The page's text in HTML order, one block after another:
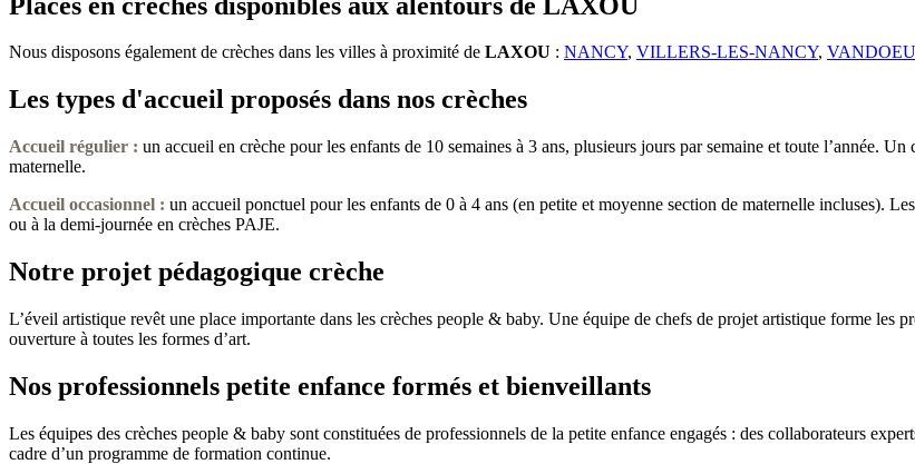
Nous disposons également de crèches dans les villes à proximité de LAXOU : NANCY, VILLERS-LES-NANCY,
Les types d'accueil proposés dans nos crèches
Accueil régulier : un accueil en crèche pour les enfants de 10 semaines à 3 ans, plusieurs jours par semaine et toute l’année.
maternelle.
Accueil occasionnel : un accueil ponctuel pour les enfants de 0 à 4 ans (en petite et moyenne section de maternelle incluses).
ou à la demi-journée en crèches PAJE.
Notre projet pédagogique crèche
L’éveil artistique revêt une place importante dans les crèches people & baby. Une équipe de chefs de projet artistique forme les
ouverture à toutes les formes d’art.
Nos professionnels petite enfance formés et bienveillants
Les équipes des crèches people & baby sont constituées de professionnels de la petite enfance engagés : des collaborateurs
cadre d’un programme de formation continue.